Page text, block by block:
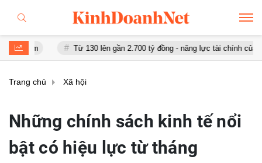
Từ 130 lên gần 2.700 tỷ đồng - năng lực tài chính của Bamboo
Trang chủ Xã hội
Những chính sách kinh tế nổi
bật có hiệu lực từ tháng